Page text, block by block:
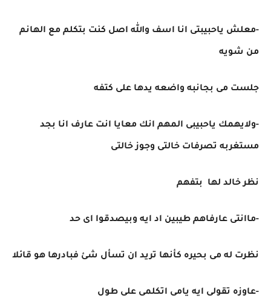
-معلش ياحبيبتى انا اسف والله اصل كنت بتكلم مع الهانم
من شويه
جلست مى بجانبه واضعه يدها على كتفه
-ولايهمك ياحبيبى المهم انك معايا انت عارف انا بجد
مستغربه تصرفات خالتى وجوز خالتى
نظر خالد لها بتفهم
-ماانتى عارفاهم طيبين اد ايه وبيصدقوا اى حد
نظرت له مى بحيره كأنها تريد ان تسأل شئ فبادرها هو قائلا
-عاوزه تقولى ايه يامى اتكلمى على طول